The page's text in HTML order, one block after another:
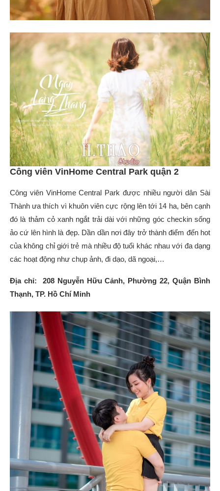
Công viên VinHome Central Park quận 2
Công viên VinHome Central Park được nhiều người dân Sài
Thành ưa thích vì khuôn viên cực rộng lên tới 14 ha, bên cạnh
đó là thảm cỏ xanh ngắt trải dài với những góc checkin sống
ảo cứ lên hình là đẹp. Dần dần nơi đây trở thành điểm đến hot
của không chỉ giới trẻ mà nhiều độ tuổi khác nhau với đa dạng
các hoạt động như chụp ảnh, đi dạo, dã ngoại,…
Địa chỉ: 208 Nguyễn Hữu Cảnh, Phường 22, Quận Bình
Thạnh, TP. Hồ Chí Minh